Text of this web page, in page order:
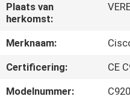
OVER
ONS
Plaats van
herkomst:
Merknaam:
Certificering:
CE
Modelnummer: